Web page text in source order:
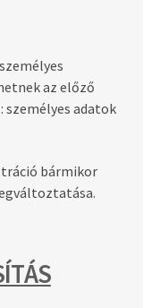
az előző
adatok
bármikor